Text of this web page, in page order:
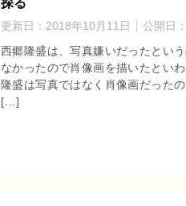
探る
更新日： 2018年10月11日 公開日：
西郷隆盛は、写真嫌いだったとい
なかったので肖像画を描いたとい
隆盛は写真ではなく肖像画だった
[…]